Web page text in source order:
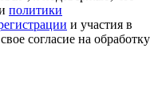
политики
и участия в
согласие на обработку